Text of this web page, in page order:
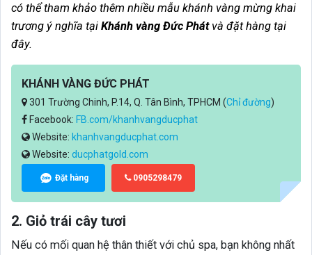
có thể tham khảo thêm nhiều mẫu khánh vàng mừng khai
trương ý nghĩa tại Khánh vàng Đức Phátvà đặt hàng tại
đây.
KHÁNH VÀNG ĐỨC PHÁT
301 Trường Chinh, P.14, Q. Tân Bình, TPHCM (Chỉ đường)
Facebook: FB.com/khanhvangducphat
Website: khanhvangducphat.com
Website: ducphatgold.com
Đặt hàng 0905298479
2. Giỏ trái cây tươi
Nếu có mối quan hệ thân thiết với chủ spa, bạn không nhất